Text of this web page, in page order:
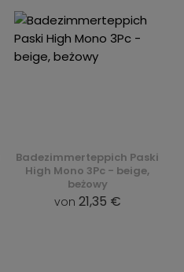
Badezimmerteppich Paski
High Mono 3Pc - beige,
beżowy
von 21,35 €